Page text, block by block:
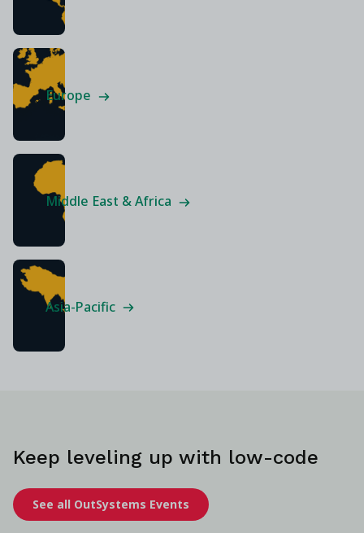
Europe
Middle East & Africa
Asia-Pacific
Keep leveling up with low-code
See all OutSystems Events